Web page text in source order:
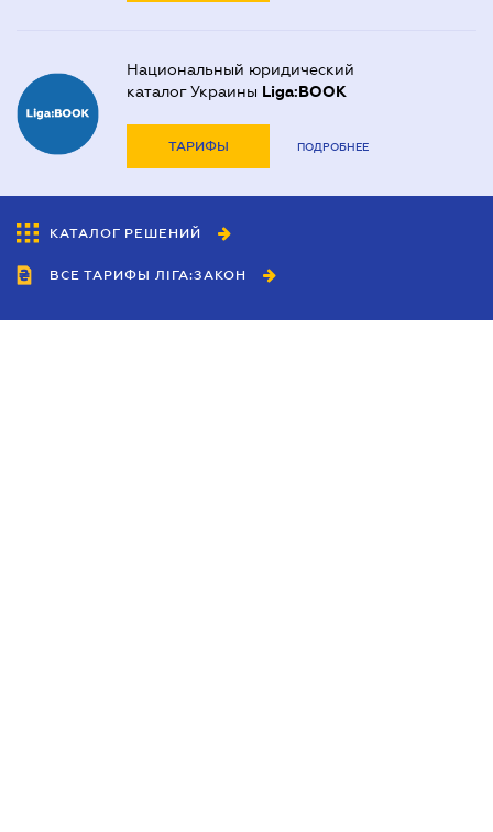
Национальный юридический
каталог Украины Liga:BOOK
ТАРИФЫ ПОДРОБНЕЕ
КАТАЛОГ РЕШЕНИЙ
ВСЕ ТАРИФЫ ЛІГА:ЗАКОН